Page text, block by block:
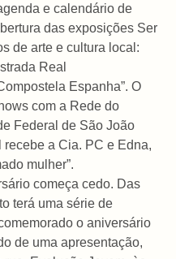
e calendário de
das exposições Ser
de arte e cultura local:
Real
Espanha”. O
com a Rede do
Federal de São João
a Cia. PC e Edna,
mulher”.
começa cedo. Das
terá uma série de
o aniversário
de uma apresentação,